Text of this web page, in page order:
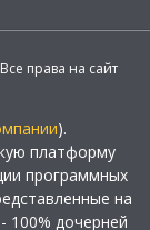
права на сайт
).
платформу
программных
на
дочерней